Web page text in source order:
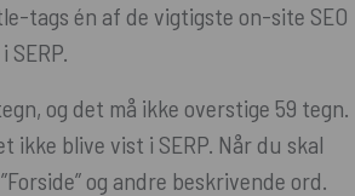
tags én af de vigtigste on-site SEO
og det må ikke overstige 59 tegn.
blive vist i SERP. Når du skal
og andre beskrivende ord.